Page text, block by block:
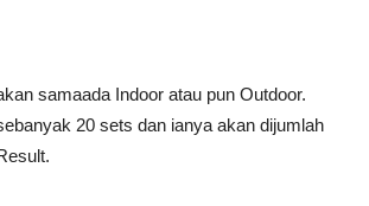
samaada Indoor atau pun Outdoor.
20 sets dan ianya akan dijumlah